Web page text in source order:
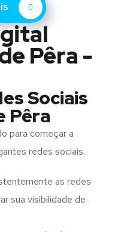
Pêra -
Sociais
Pêra
para começar a
redes sociais.
as redes
sua visibilidade de